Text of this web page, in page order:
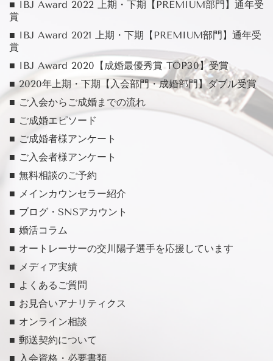
■ IBJ Award 2022 上期・下期【PREMIUM部門】通年受
賞
■ IBJ Award 2021 上期・下期【PREMIUM部門】通年受
賞
■ IBJ Award 2020【成婚最優秀賞 TOP30】受賞
■ 2020年上期・下期【入会部門・成婚部門】ダブル受賞
■ ご入会からご成婚までの流れ
■ ご成婚エピソード
■ ご成婚者様アンケート
■ ご入会者様アンケート
■ 無料相談のご予約
■ メインカウンセラー紹介
■ ブログ・SNSアカウント
■ 婚活コラム
■ オートレーサーの交川陽子選手を応援しています
■ メディア実績
■ よくあるご質問
■ お見合いアナリティクス
■ オンライン相談
■ 郵送契約について
■ 入会資格・必要書類